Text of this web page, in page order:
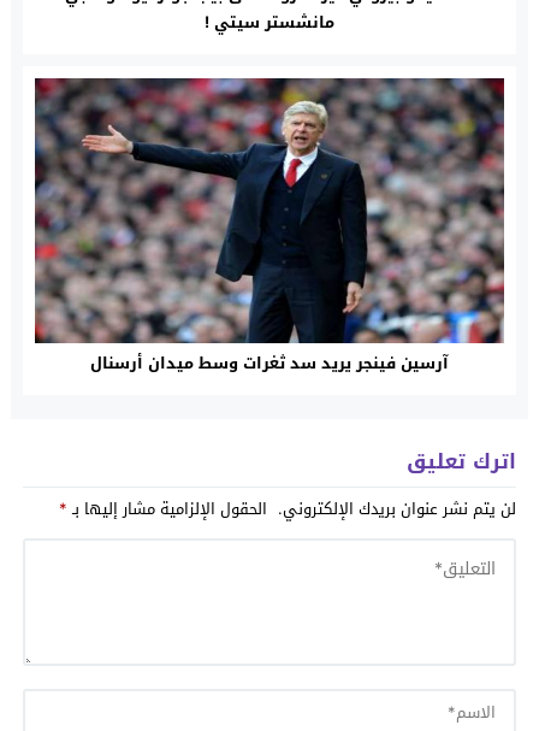
مانشستر سيتي !
آرسين فينجر يريد سد ثغرات وسط ميدان أرسنال
اترك تعليق
لن يتم نشر عنوان بريدك الإلكتروني. الحقول الإلزامية مشار إليها بـ*